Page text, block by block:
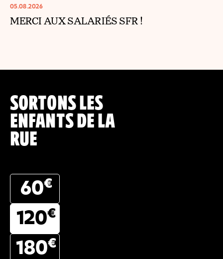
05.08.2026
MERCI AUX SALARIÉS SFR !
SORTONS LES
ENFANTS DE LA
RUE
60€
120€
180€